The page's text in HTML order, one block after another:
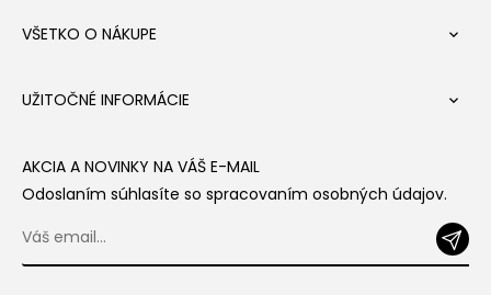
VŠETKO O NÁKUPE 
UŽITOČNÉ INFORMÁCIE 
AKCIA A NOVINKY NA VÁŠ E-MAIL
Odoslaním súhlasíte so spracovaním osobných údajov.